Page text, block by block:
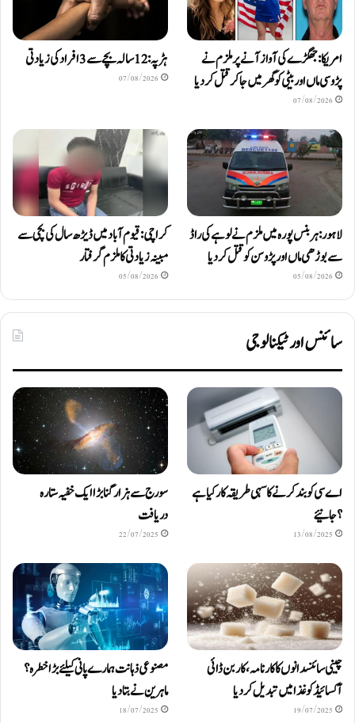
امریکا: جھگڑے کی آواز آنے پر ملزم نے
پڑوسی ماں اور بیٹی کو گھر میں جا کر قتل کر دیا
07/08/2026
ہڑپہ: 12 سالہ بچے سے 3 افراد کی زیادتی
07/08/2026
لاہور: ہربنس پورہ میں ملزم نے لوہے کی راڈ
سے بوڑھی ماں اور پڑوسن کو قتل کر دیا
05/08/2026
کراچی: قیوم آباد میں ڈیڑھ سال کی بچی سے
مبینہ زیادتی کا ملزم گرفتار
05/08/2026
سائنس اور ٹیکنالوجی
اے سی کو بند کرنے کا سہی طریقہ کار کیا ہے
؟ جانیئے
13/08/2025
سورج سے ہزار گنا بڑا ایک خفیہ ستارہ
دریافت
22/07/2025
چینی سائنسدانوں کا کارنامہ، کاربن ڈائی
آکسائیڈ کو غذا میں تبدیل کردیا
19/07/2025
مصنوعی ذہانت ہمارے پانی کیلئے بڑا خطرہ؟
ماہرین نے بتا دیا
18/07/2025